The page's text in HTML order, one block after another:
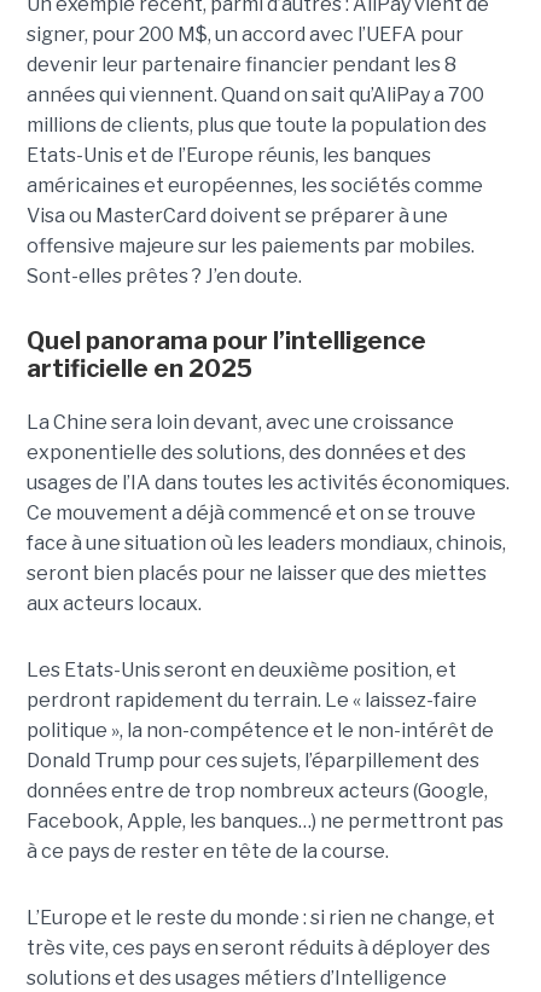
Un exemple récent, parmi d’autres : AliPay vient de
signer, pour 200 M$, un accord avec l’UEFA pour
devenir leur partenaire financier pendant les 8
années qui viennent. Quand on sait qu’AliPay a 700
millions de clients, plus que toute la population des
Etats-Unis et de l’Europe réunis, les banques
américaines et européennes, les sociétés comme
Visa ou MasterCard doivent se préparer à une
offensive majeure sur les paiements par mobiles.
Sont-elles prêtes ? J’en doute.
Quel panorama pour l’intelligence
artificielle en 2025
La Chine sera loin devant, avec une croissance
exponentielle des solutions, des données et des
usages de l’IA dans toutes les activités économiques.
Ce mouvement a déjà commencé et on se trouve
face à une situation où les leaders mondiaux, chinois,
seront bien placés pour ne laisser que des miettes
aux acteurs locaux.
Les Etats-Unis seront en deuxième position, et
perdront rapidement du terrain. Le « laissez-faire
politique », la non-compétence et le non-intérêt de
Donald Trump pour ces sujets, l’éparpillement des
données entre de trop nombreux acteurs (Google,
Facebook, Apple, les banques…) ne permettront pas
à ce pays de rester en tête de la course.
L’Europe et le reste du monde : si rien ne change, et
très vite, ces pays en seront réduits à déployer des
solutions et des usages métiers d’Intelligence